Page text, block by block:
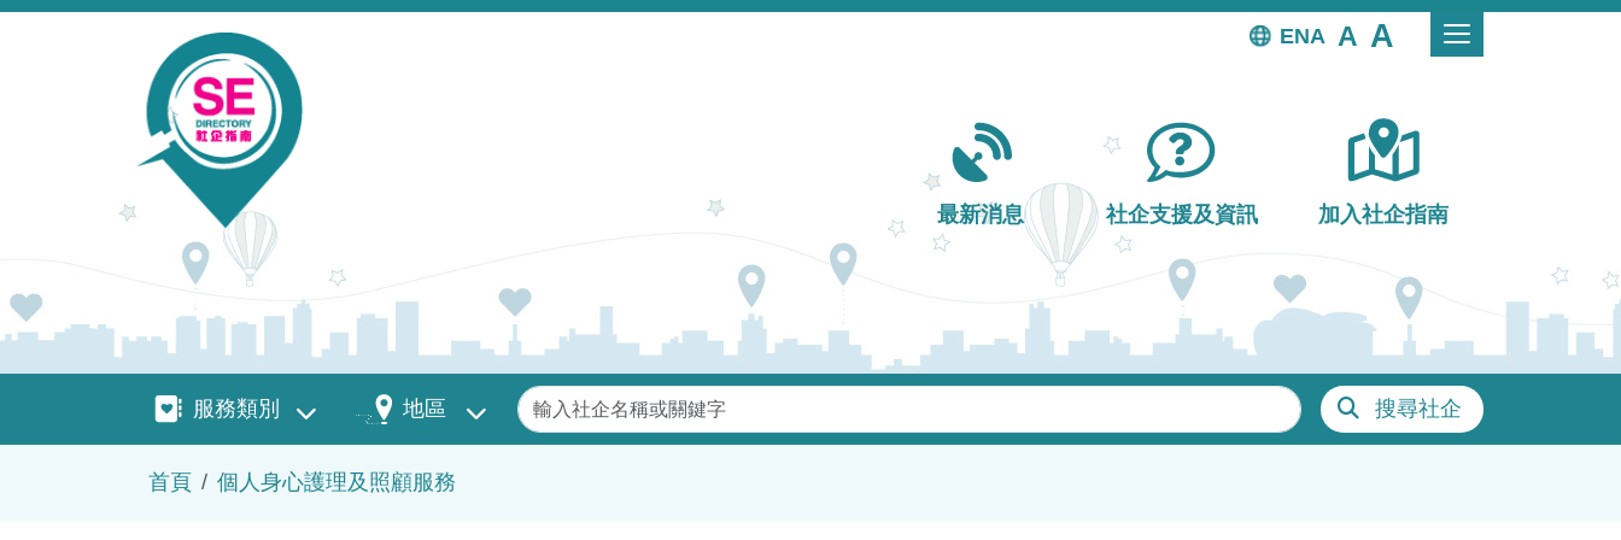
移至主內容
EN
Main navigation
最新消息 社企支援及資訊 加入社企指南
服務類別服務類別 地區 地區 關鍵字 搜尋社企
首頁 個人身心護理及照顧服務